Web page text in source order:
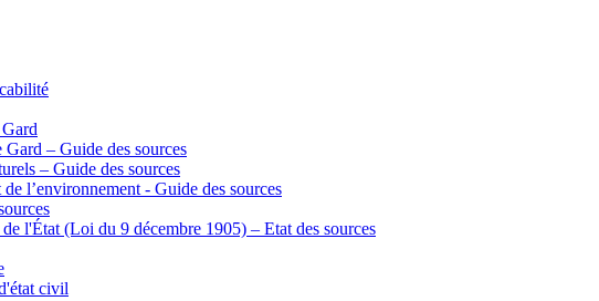
– Guide des sources
– Guide des sources
l’environnement - Guide des sources
l'État (Loi du 9 décembre 1905) – Etat des sources
civil